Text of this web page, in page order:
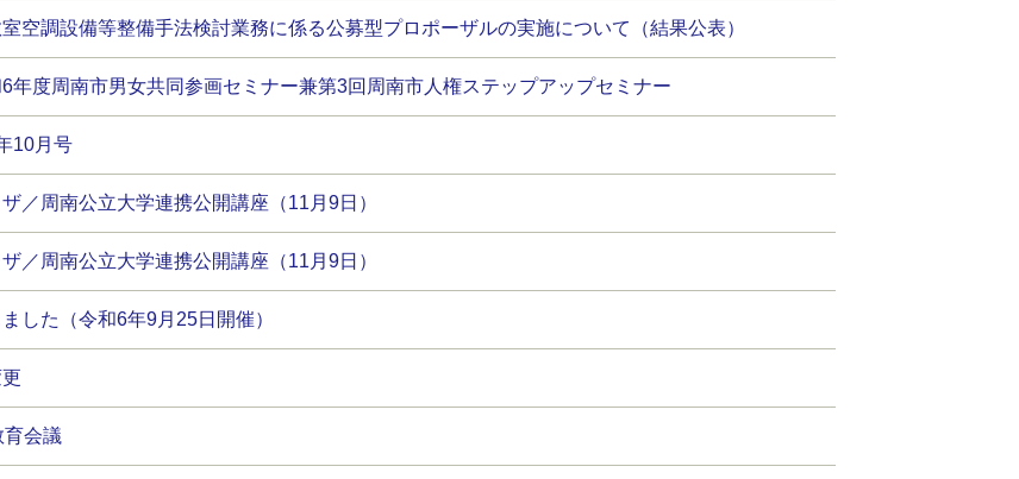
空調設備等整備手法検討業務に係る公募型プロポーザルの実施について（結果公表）
6年度周南市男女共同参画セミナー兼第3回周南市人権ステップアップセミナー
10月号
／周南公立大学連携公開講座（11月9日）
／周南公立大学連携公開講座（11月9日）
した（令和6年9月25日開催）
会議